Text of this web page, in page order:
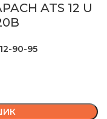
ATS 12 U
90-95